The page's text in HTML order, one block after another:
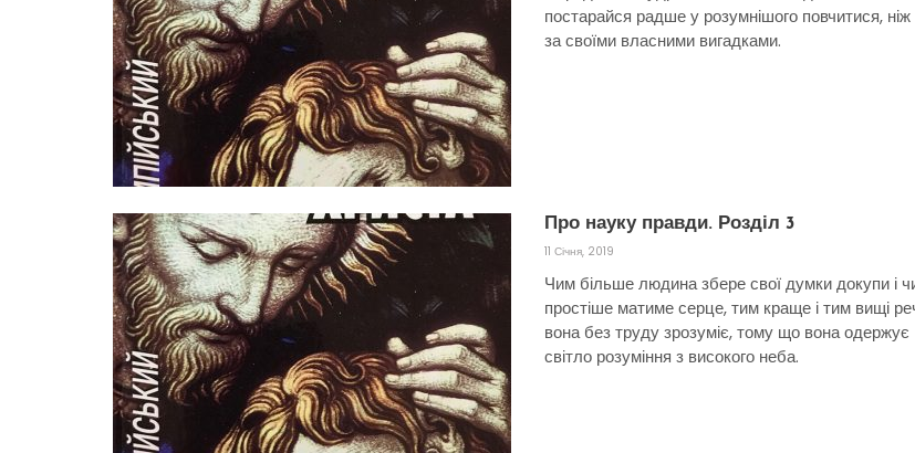
постарайся радше у розумнішого повчитися, ніж
за своїми власними вигадками.
Про науку правди. Розділ 3
11 Січня, 2019
Чим більше людина збере свої думки докупи і
простіше матиме серце, тим краще і тим вищі
вона без труду зрозуміє, тому що вона одержує
світло розуміння з високого неба.